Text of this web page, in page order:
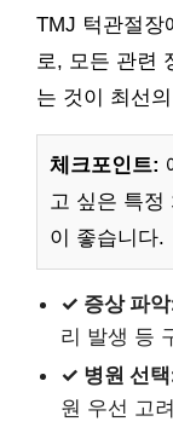
TMJ 턱관절장
로, 모든 관련
는 것이 최선
체크포인트:
고 싶은 특정
이 좋습니다.
✓ 증상 파
리 발생 등
✓ 병원 선
원 우선 고려